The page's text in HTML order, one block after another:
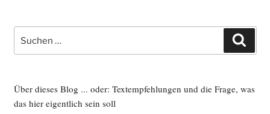
nach:
Über dieses Blog ... oder: Textempfehlungen und die Frage, was
das hier eigentlich sein soll